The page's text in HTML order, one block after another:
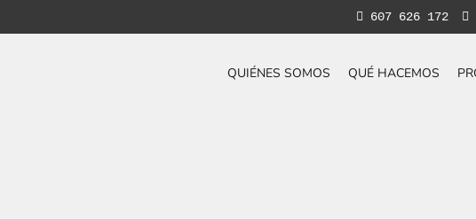
607 626 172
QUIÉNES SOMOS QUÉ HACEMOS